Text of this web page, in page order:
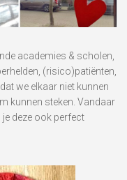
academies & scholen,
(risico)patiënten,
we elkaar niet kunnen
kunnen steken. Vandaar
je deze ook perfect